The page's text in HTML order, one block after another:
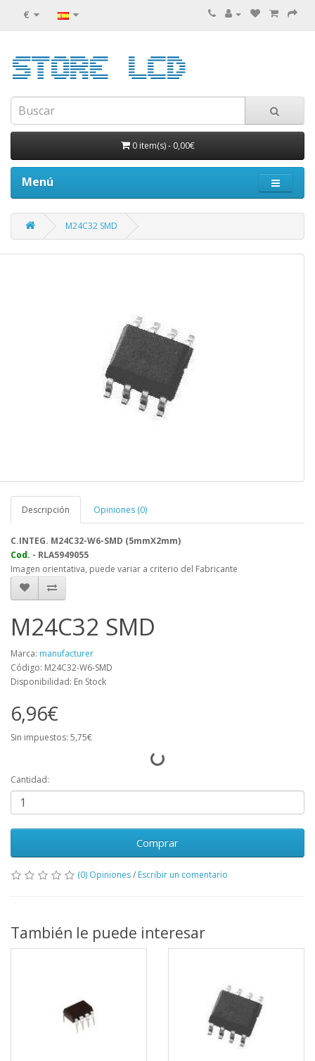
€
0 item(s)- 0,00€
Menú
M24C32 SMD
Descripción Opiniones (0)
C.INTEG. M24C32-W6-SMD (5mmX2mm)
Cod. - RLA5949055
Imagen orientativa, puede variar a criterio del Fabricante
M24C32 SMD
Marca: manufacturer
Código: M24C32-W6-SMD
Disponibilidad: En Stock
6,96€
Sin impuestos: 5,75€
Cantidad:
Comprar
(0) Opiniones/ Escribir un comentario
También le puede interesar